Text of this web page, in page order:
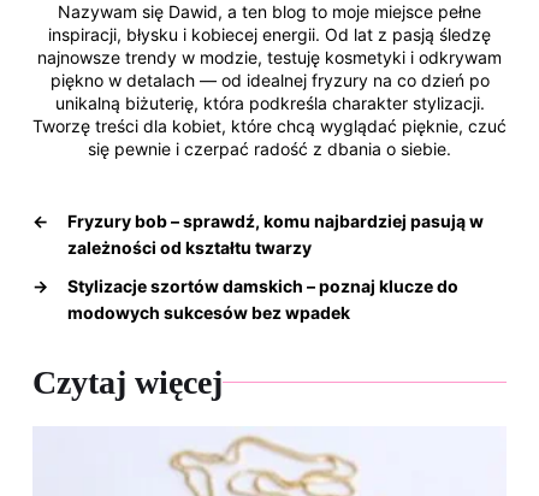
Nazywam się Dawid, a ten blog to moje miejsce pełne
inspiracji, błysku i kobiecej energii. Od lat z pasją śledzę
najnowsze trendy w modzie, testuję kosmetyki i odkrywam
piękno w detalach — od idealnej fryzury na co dzień po
unikalną biżuterię, która podkreśla charakter stylizacji.
Tworzę treści dla kobiet, które chcą wyglądać pięknie, czuć
się pewnie i czerpać radość z dbania o siebie.
←
Fryzury bob – sprawdź, komu najbardziej pasują w
zależności od kształtu twarzy
→
Stylizacje szortów damskich – poznaj klucze do
modowych sukcesów bez wpadek
Czytaj więcej